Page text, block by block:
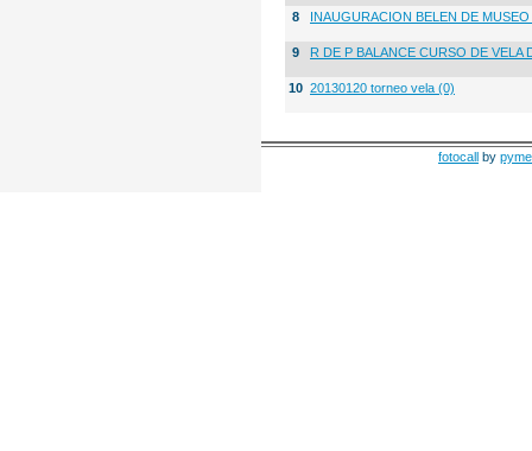
8 INAUGURACION BELEN DE
9 R DE P BALANCE CURSO DE VELA
10 20130120 torneo vela (0)
fotocall by